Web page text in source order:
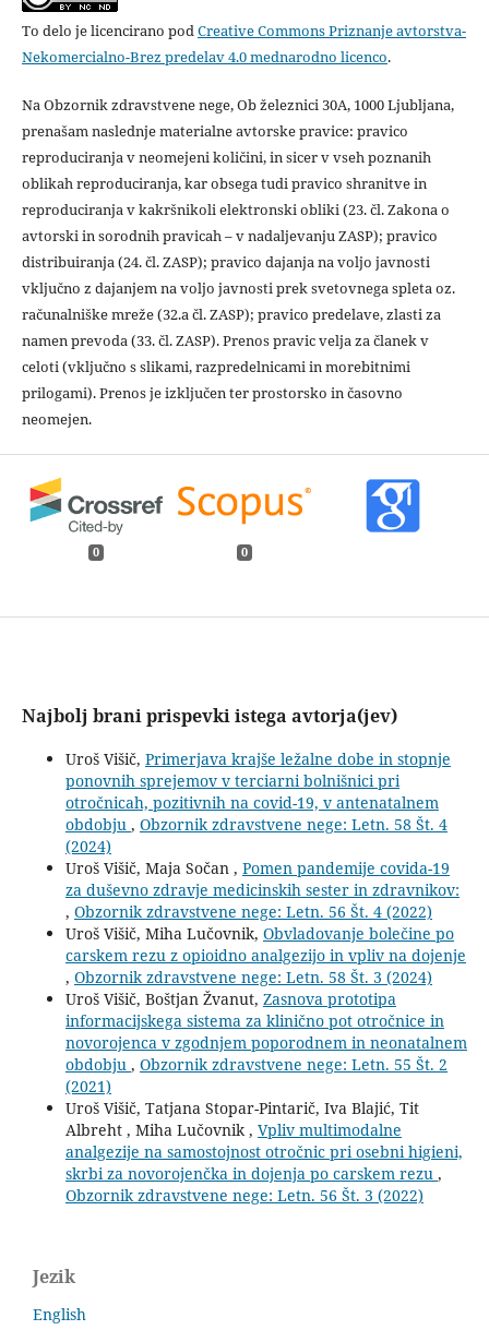
To delo je licencirano pod Creative Commons Priznanje avtorstva-
Nekomercialno-Brez predelav 4.0 mednarodno licenco.
Na Obzornik zdravstvene nege, Ob železnici 30A, 1000 Ljubljana,
prenašam naslednje materialne avtorske pravice: pravico
reproduciranja v neomejeni količini, in sicer v vseh poznanih
oblikah reproduciranja, kar obsega tudi pravico shranitve in
reproduciranja v kakršnikoli elektronski obliki (23. čl. Zakona o
avtorski in sorodnih pravicah – v nadaljevanju ZASP); pravico
distribuiranja (24. čl. ZASP); pravico dajanja na voljo javnosti
vključno z dajanjem na voljo javnosti prek svetovnega spleta oz.
računalniške mreže (32.a čl. ZASP); pravico predelave, zlasti za
namen prevoda (33. čl. ZASP). Prenos pravic velja za članek v
celoti (vključno s slikami, razpredelnicami in morebitnimi
prilogami). Prenos je izključen ter prostorsko in časovno
neomejen.
0 0
Najbolj brani prispevki istega avtorja(jev)
Uroš Višič, Primerjava krajše ležalne dobe in stopnje
ponovnih sprejemov v terciarni bolnišnici pri
otročnicah, pozitivnih na covid-19, v antenatalnem
obdobju , Obzornik zdravstvene nege: Letn. 58 Št. 4
(2024)
Uroš Višič, Maja Sočan , Pomen pandemije covida-19
za duševno zdravje medicinskih sester in zdravnikov:
, Obzornik zdravstvene nege: Letn. 56 Št. 4 (2022)
Uroš Višič, Miha Lučovnik, Obvladovanje bolečine po
carskem rezu z opioidno analgezijo in vpliv na dojenje
, Obzornik zdravstvene nege: Letn. 58 Št. 3 (2024)
Uroš Višič, Boštjan Žvanut, Zasnova prototipa
informacijskega sistema za klinično pot otročnice in
novorojenca v zgodnjem poporodnem in neonatalnem
obdobju , Obzornik zdravstvene nege: Letn. 55 Št. 2
(2021)
Uroš Višič, Tatjana Stopar-Pintarič, Iva Blajić, Tit
Albreht , Miha Lučovnik , Vpliv multimodalne
analgezije na samostojnost otročnic pri osebni higieni,
skrbi za novorojenčka in dojenja po carskem rezu ,
Obzornik zdravstvene nege: Letn. 56 Št. 3 (2022)
Jezik
English